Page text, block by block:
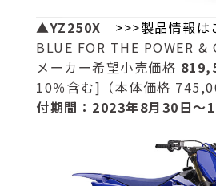
▲YZ250X
>>>製品情報は
BLUE FOR THE POWER &
メーカー希望小売価格
10％含む]（本体価格
付期間：2023年8月30日～